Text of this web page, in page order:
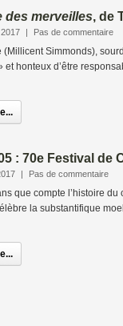
des merveilles, de
| Pas de commentaire
Simmonds),
et honteux d’être
: 70e Festival de
| Pas de commentaire
que compte l’histoire
la substantifique